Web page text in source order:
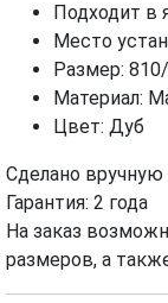
Подходит в
Место
Размер:
Материал:
Цвет: Дуб
Сделано
Гарантия: 2 года
На заказ
размеров, а